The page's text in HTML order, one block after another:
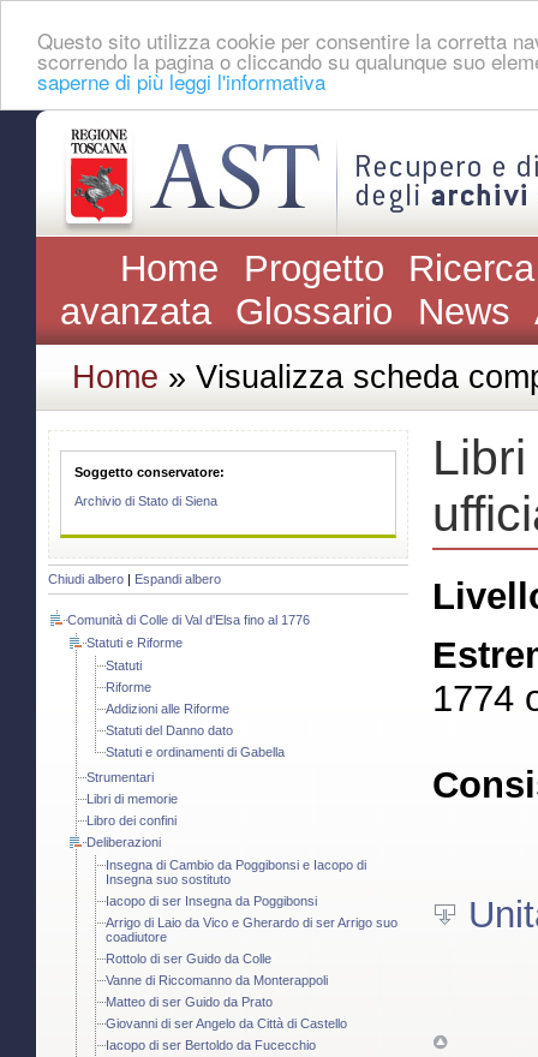
Questo sito utilizza cookie per consentire la corretta
scorrendo la pagina o cliccando su qualunque suo
saperne di più leggi l'informativa
Home Progetto
avanzata Glossario News
Home » Visualizza scheda
Soggetto conservatore:
Archivio di Stato di Siena
Chiudi albero Espandi albero
Comunità di Colle di Val d'Elsa fino al 1776
Statuti e Riforme
Statuti
Riforme
Addizioni alle Riforme
Statuti del Danno dato
Statuti e ordinamenti di Gabella
Strumentari
Libri di memorie
Libro dei confini
Deliberazioni
Insegna di Cambio da Poggibonsi e Iacopo di
Insegna suo sostituto
Iacopo di ser Insegna da Poggibonsi
Arrigo di Laio da Vico e Gherardo di ser Arrigo suo
coadiutore
Rottolo di ser Guido da Colle
Vanne di Riccomanno da Monterappoli
Matteo di ser Guido da Prato
Giovanni di ser Angelo da Città di Castello
Iacopo di ser Bertoldo da Fucecchio
1774